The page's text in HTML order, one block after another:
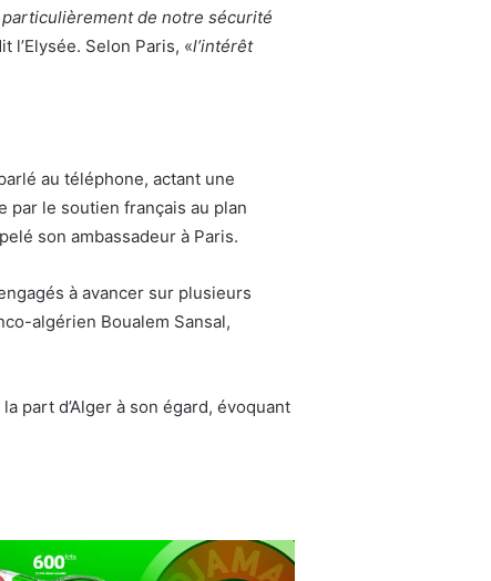
de notre sécurité
l’Elysée. Selon Paris, «l’intérêt
au téléphone, actant une
par le soutien français au plan
son ambassadeur à Paris.
à avancer sur plusieurs
algérien Boualem Sansal,
part d’Alger à son égard, évoquant